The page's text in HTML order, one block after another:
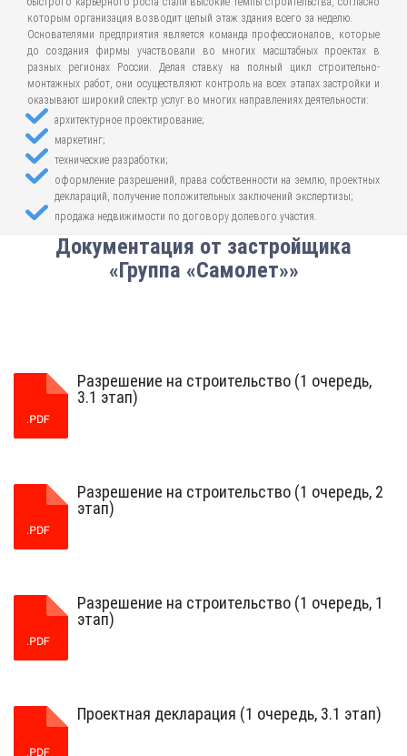
которым организация возводит целый этаж здания всего за неделю.
Основателями предприятия является команда профессионалов, которые
до создания фирмы участвовали во многих масштабных проектах в
разных регионах России. Делая ставку на полный цикл строительно-
монтажных работ, они осуществляют контроль на всех этапах застройки и
оказывают широкий спектр услуг во многих направлениях деятельности:
архитектурное проектирование;
маркетинг;
технические разработки;
оформление разрешений, права собственности на землю, проектных
деклараций, получение положительных заключений экспертизы;
продажа недвижимости по договору долевого участия.
Документация от застройщика
«Группа «Самолет»»
Разрешение на строительство (1 очередь,
3.1 этап)
Разрешение на строительство (1 очередь, 2
этап)
Разрешение на строительство (1 очередь, 1
этап)
Проектная декларация (1 очередь, 3.1 этап)